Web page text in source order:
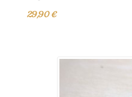
29,90 €